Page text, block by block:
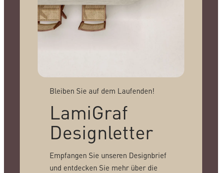
Bleiben Sie auf dem Laufenden!
LamiGraf
Designletter
Empfangen Sie unseren Designbrief
und entdecken Sie mehr über die